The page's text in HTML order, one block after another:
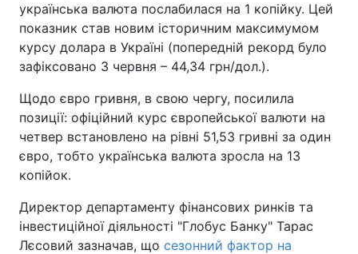
українська валюта послабилася на 1 копійку. Цей
показник став новим історичним максимумом
курсу долара в Україні (попередній рекорд було
зафіксовано 3 червня – 44,34 грн/дол.).
Щодо євро гривня, в свою чергу, посилила
позиції: офіційний курс європейської валюти на
четвер встановлено на рівні 51,53 гривні за один
євро, тобто українська валюта зросла на 13
копійок.
Директор департаменту фінансових ринків та
інвестиційної діяльності "Глобус Банку" Тарас
Лєсовий зазначав, що сезонний фактор на